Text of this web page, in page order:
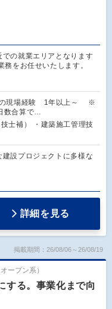
の就業エリアとなります
をお任せいたします。
現場経験 1年以上～ ※
数合算で…
士補） ・建築施工管理技
設プロジェクトに多様な
詳細を見る
掲載期間：26/08/06～26/08/19
ープン系）
する。事業化まで向